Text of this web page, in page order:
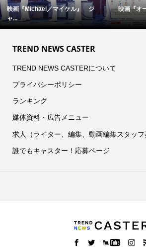
映画『Michael／マイケル』 ジ
ャ...
映画『オ
TREND NEWS CASTER
TREND NEWS CASTERについて
プライバシーポリシー
ランキング
媒体資料・広告メニュー
求人（ライター、編集、動画編集スタッフ
誰でもキャスター！応募ページ